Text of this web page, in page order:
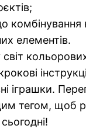
комбінування
елементів.
світ
іграшки.
цим тегом, щоб